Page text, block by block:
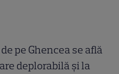
pe Ghencea se află
deplorabilă și la